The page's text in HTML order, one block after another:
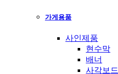
가게용품
사인제품
현수막
배너
사각보드